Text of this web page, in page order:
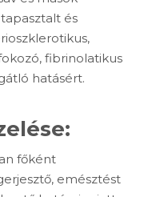
és
fibrinolatikus
hatásért.
főként
emésztést